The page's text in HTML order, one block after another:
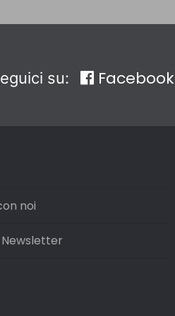
su: Facebook
noi